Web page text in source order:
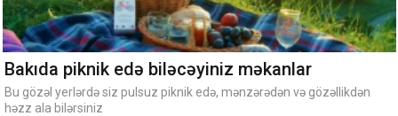
Bakıda piknik edə biləcəyiniz məkanlar
Bu gözəl yerlərdə siz pulsuz piknik edə, mənzərədən və gözəllikdən
həzz ala bilərsiniz